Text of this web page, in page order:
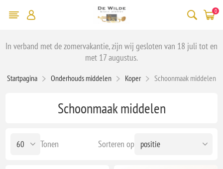
0
In verband met de zomervakantie, zijn wij gesloten van 18 juli tot en
met 17 augustus.
Startpagina Onderhouds middelen Koper Schoonmaak middelen
Schoonmaak middelen
Sorteren op
Tonen